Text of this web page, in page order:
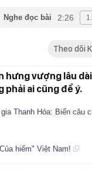
Nghe đọc bài 2:26
Theo dõi
hưng vượng lâu
ai cũng để ý.
Thanh Hóa: Biến câu
hiếm" Việt Nam!